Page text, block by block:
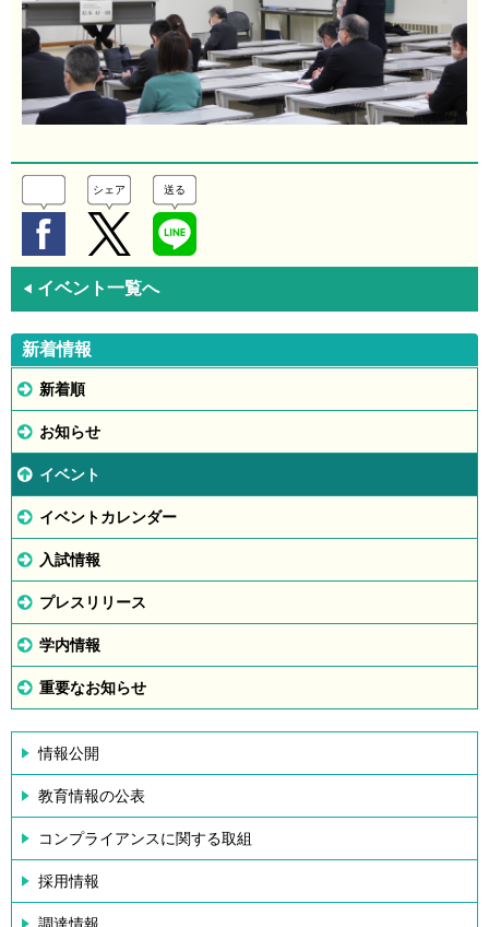
シェア 送る
◀ イベント一覧へ
新着情報
新着順
お知らせ
イベント
イベントカレンダー
入試情報
プレスリリース
学内情報
重要なお知らせ
情報公開
教育情報の公表
コンプライアンスに関する取組
採用情報
調達情報